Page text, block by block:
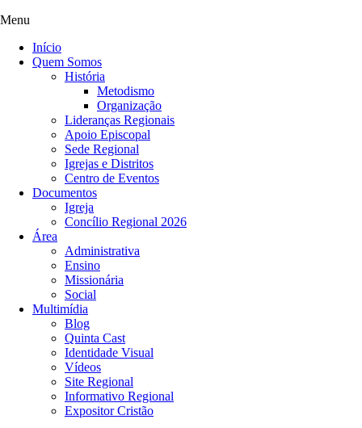
Menu
Início
Quem Somos
História
Metodismo
Organização
Lideranças Regionais
Apoio Episcopal
Sede Regional
Igrejas e Distritos
Centro de Eventos
Documentos
Igreja
Concílio Regional 2026
Área
Administrativa
Ensino
Missionária
Social
Multimídia
Blog
Quinta Cast
Identidade Visual
Vídeos
Site Regional
Informativo Regional
Expositor Cristão